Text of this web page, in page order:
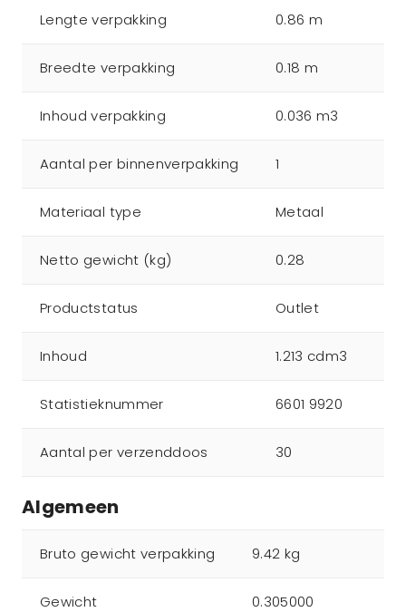
Lengte verpakking 0.86 m
Breedte verpakking 0.18 m
Inhoud verpakking 0.036 m3
Aantal per binnenverpakking 1
Materiaal type Metaal
Netto gewicht (kg) 0.28
Productstatus Outlet
Inhoud 1.213 cdm3
Statistieknummer 6601 9920
Aantal per verzenddoos 30
Algemeen
Bruto gewicht verpakking 9.42 kg
Gewicht 0.305000